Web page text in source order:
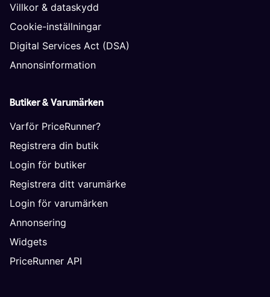
Villkor & dataskydd
Cookie-inställningar
Digital Services Act (DSA)
Annonsinformation
Butiker & Varumärken
Varför PriceRunner?
Registrera din butik
Login för butiker
Registrera ditt varumärke
Login för varumärken
Annonsering
Widgets
PriceRunner API